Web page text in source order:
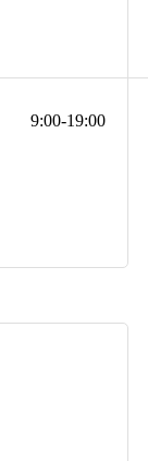
9:00-19:00